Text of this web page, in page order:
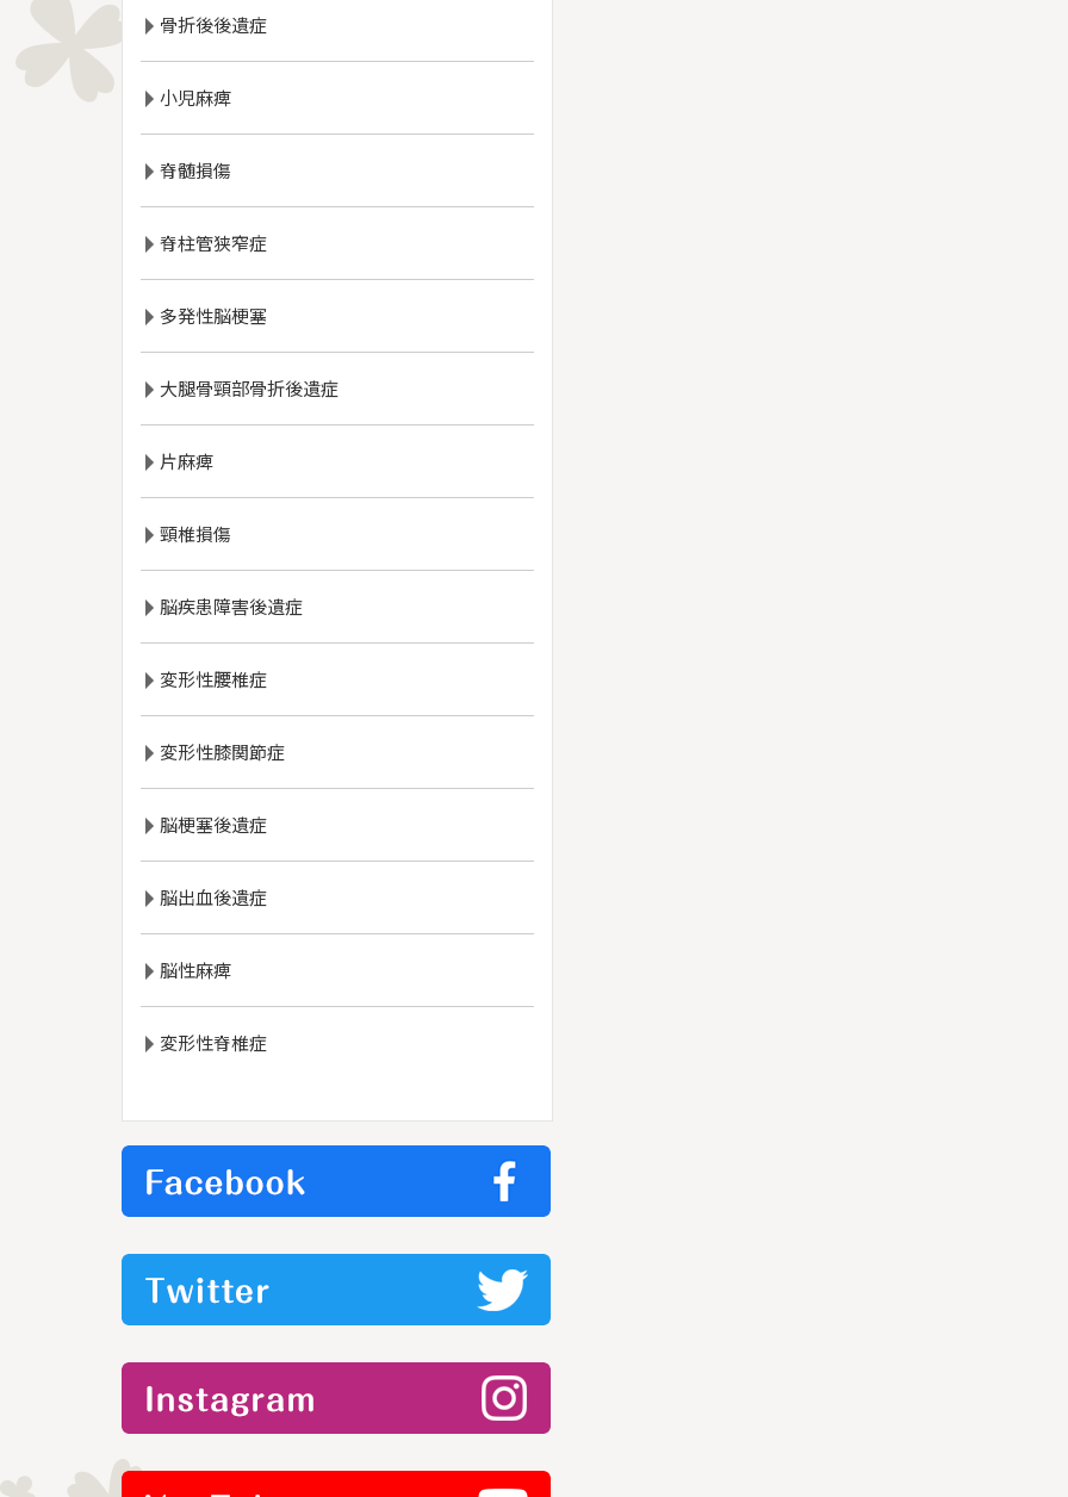
骨折後後遺症
小児麻痺
脊髄損傷
脊柱管狭窄症
多発性脳梗塞
大腿骨頸部骨折後遺症
片麻痺
頸椎損傷
脳疾患障害後遺症
変形性腰椎症
変形性膝関節症
脳梗塞後遺症
脳出血後遺症
脳性麻痺
変形性脊椎症